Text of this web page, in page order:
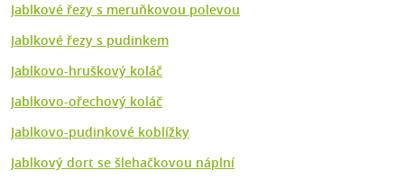
Jablkové řezy s meruňkovou polevou
Jablkové řezy s pudinkem
Jablkovo-hruškový koláč
Jablkovo-ořechový koláč
Jablkovo-pudinkové koblížky
Jablkový dort se šlehačkovou náplní